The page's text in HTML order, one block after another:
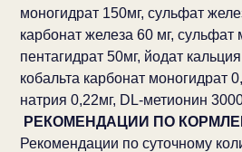
моногидрат 150мг, сульфат
карбонат железа 60 мг, сульфат
пентагидрат 50мг, йодат
кобальта карбонат моногидрат
натрия 0,22мг, DL-метионин
РЕКОМЕНДАЦИИ ПО
Рекомендации по суточному